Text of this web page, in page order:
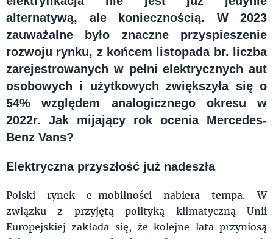
alternatywą, ale koniecznością. W 2023
zauważalne było znaczne przyspieszenie
rozwoju rynku, z końcem listopada br. liczba
zarejestrowanych w pełni elektrycznych aut
osobowych i użytkowych zwiększyła się o
54% względem analogicznego okresu w
2022r. Jak mijający rok ocenia Mercedes-
Benz Vans?
Elektryczna przyszłość już nadeszła
Polski rynek e-mobilności nabiera tempa. W
związku z przyjętą polityką klimatyczną Unii
Europejskiej zakłada się, że kolejne lata przyniosą